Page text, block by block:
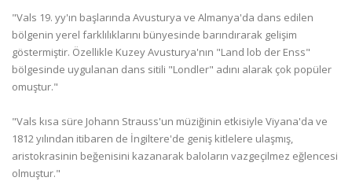
"Vals 19. yy'ın başlarında Avusturya ve Almanya'da dans edilen
bölgenin yerel farklılıklarını bünyesinde barındırarak gelişim
göstermiştir. Özellikle Kuzey Avusturya'nın "Land lob der Enss"
bölgesinde uygulanan dans sitili "Londler" adını alarak çok popüler
omuştur."
"Vals kısa süre Johann Strauss'un müziğinin etkisiyle Viyana'da ve
1812 yılından itibaren de İngiltere'de geniş kitlelere ulaşmış,
aristokrasinin beğenisini kazanarak baloların vazgeçilmez eğlencesi
olmuştur."